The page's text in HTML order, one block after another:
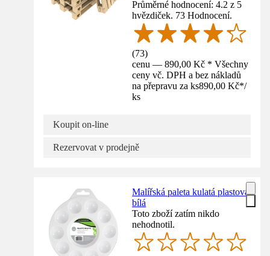
Průměrné hodnocení: 4.2 z 5
hvězdiček. 73 Hodnocení.
(73)
cenu — 890,00 Kč * Všechny
ceny vč. DPH a bez nákladů
na přepravu za ks890,00 Kč*/
ks
Koupit on-line
Rezervovat v prodejně
Malířská paleta kulatá plastová
bílá
Toto zboží zatím nikdo
nehodnotil.